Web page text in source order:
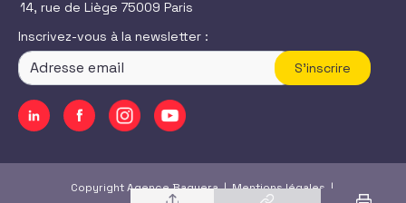
14, rue de Liège 75009 Paris
Inscrivez-vous à la newsletter :
S'inscrire
Copyright Agence Baguera |Mentions légales |